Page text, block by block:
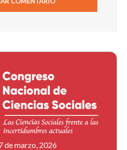
de marzo, 2026